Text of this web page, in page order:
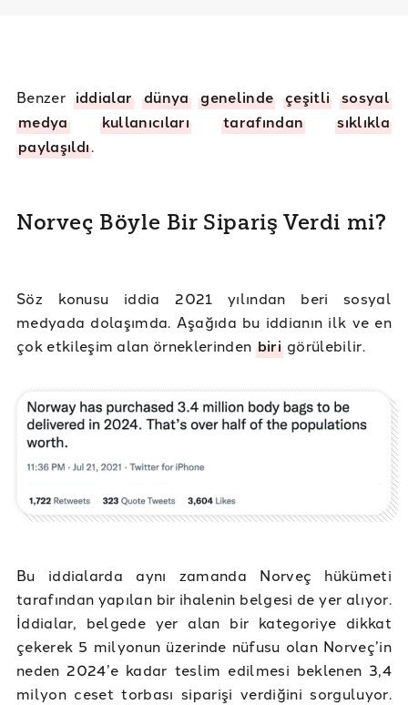
Benzer iddialar dünya genelinde çeşitli sosyal
medya
kullanıcıları tarafından
sıklıkla
paylaşıldı.
Norveç Böyle Bir Sipariş Verdi mi?
Söz konusu iddia 2021 yılından beri sosyal
medyada dolaşımda. Aşağıda bu iddianın ilk ve en
çok etkileşim alan örneklerinden birigörülebilir.
Bu iddialarda aynı zamanda Norveç hükümeti
tarafından yapılan bir ihalenin belgesi de yer alıyor.
İddialar, belgede yer alan bir kategoriye dikkat
çekerek 5 milyonun üzerinde nüfusu olan Norveç’in
neden 2024’e kadar teslim edilmesi beklenen 3,4
milyon ceset torbası siparişi verdiğini sorguluyor.